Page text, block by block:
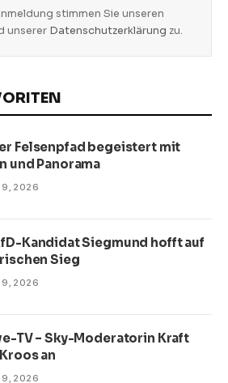
stimmen Sie unseren
unserer Datenschutzerklärung zu.
Felsenpfad begeistert mit
und Panorama
2026
Kandidat Siegmund hofft auf
Sieg
2026
TV – Sky-Moderatorin Kraft
an
2026